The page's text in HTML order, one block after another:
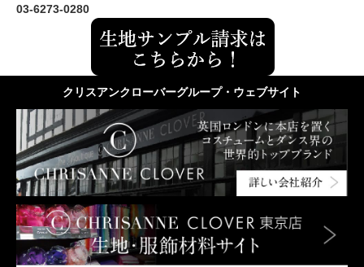
03-6273-0280
クリスアンクローバーグループ・ウェブサイト